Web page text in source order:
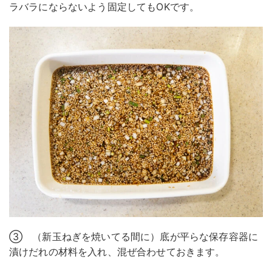
ラバラにならないよう固定してもOKです。
③ （新玉ねぎを焼いてる間に）底が平らな保存容器に
漬けだれの材料を入れ、混ぜ合わせておきます。